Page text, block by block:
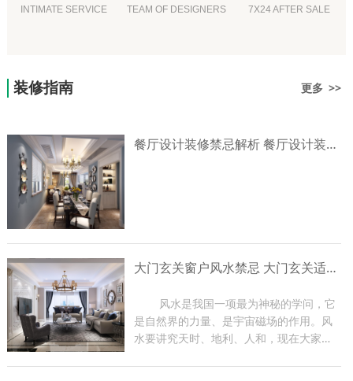
INTIMATE SERVICE TEAM OF DESIGNERS 7X24 AFTER SALE
装修指南 更多 >>
餐厅设计装修禁忌解析 餐厅设计装修技巧介绍
大门玄关窗户风水禁忌 大门玄关适合摆放什么
	风水是我国一项最为神秘的学问，它
是自然界的力量、是宇宙磁场的作用。风
水要讲究天时、地利、人和，现在大家在